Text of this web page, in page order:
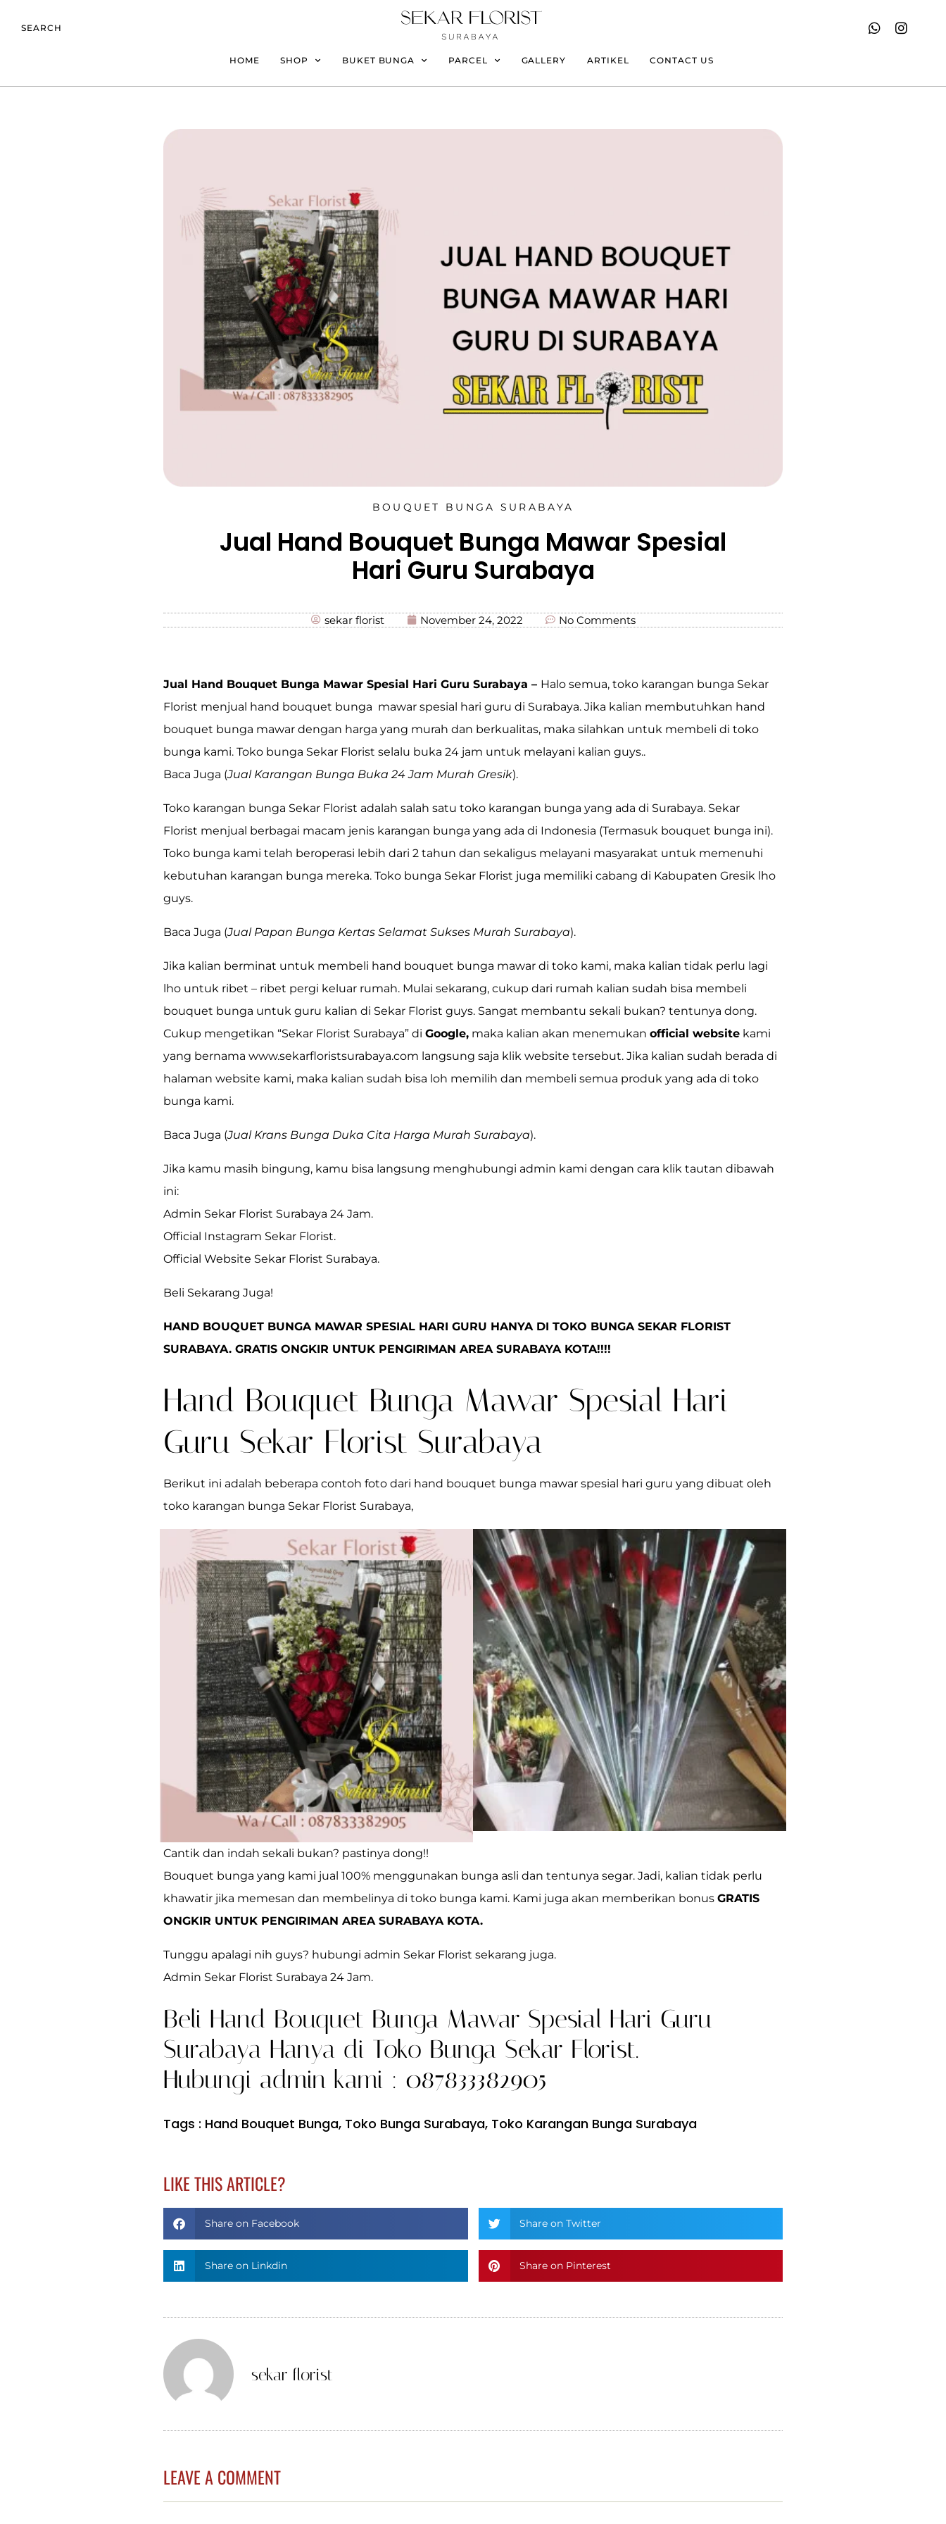
SEARCH
HOME SHOP BUKET BUNGA PARCEL GALLERY ARTIKEL CONTACT US
BOUQUET BUNGA SURABAYA
Jual Hand Bouquet Bunga Mawar Spesial
Hari Guru Surabaya
sekar florist November 24, 2022 No Comments
Jual Hand Bouquet Bunga Mawar Spesial Hari Guru Surabaya – Halo semua, toko karangan bunga Sekar
Florist menjual hand bouquet bunga mawar spesial hari guru di Surabaya. Jika kalian membutuhkan hand
bouquet bunga mawar dengan harga yang murah dan berkualitas, maka silahkan untuk membeli di toko
bunga kami. Toko bunga Sekar Florist selalu buka 24 jam untuk melayani kalian guys..
Baca Juga (Jual Karangan Bunga Buka 24 Jam Murah Gresik).
Toko karangan bunga Sekar Florist adalah salah satu toko karangan bunga yang ada di Surabaya. Sekar
Florist menjual berbagai macam jenis karangan bunga yang ada di Indonesia (Termasuk bouquet bunga ini).
Toko bunga kami telah beroperasi lebih dari 2 tahun dan sekaligus melayani masyarakat untuk memenuhi
kebutuhan karangan bunga mereka. Toko bunga Sekar Florist juga memiliki cabang di Kabupaten Gresik lho
guys.
Baca Juga (Jual Papan Bunga Kertas Selamat Sukses Murah Surabaya).
Jika kalian berminat untuk membeli hand bouquet bunga mawar di toko kami, maka kalian tidak perlu lagi
lho untuk ribet – ribet pergi keluar rumah. Mulai sekarang, cukup dari rumah kalian sudah bisa membeli
bouquet bunga untuk guru kalian di Sekar Florist guys. Sangat membantu sekali bukan? tentunya dong.
Cukup mengetikan “Sekar Florist Surabaya” di Google, maka kalian akan menemukan official website kami
yang bernama www.sekarfloristsurabaya.com langsung saja klik website tersebut. Jika kalian sudah berada di
halaman website kami, maka kalian sudah bisa loh memilih dan membeli semua produk yang ada di toko
bunga kami.
Baca Juga (Jual Krans Bunga Duka Cita Harga Murah Surabaya).
Jika kamu masih bingung, kamu bisa langsung menghubungi admin kami dengan cara klik tautan dibawah
ini:
Admin Sekar Florist Surabaya 24 Jam.
Official Instagram Sekar Florist.
Official Website Sekar Florist Surabaya.
Beli Sekarang Juga!
HAND BOUQUET BUNGA MAWAR SPESIAL HARI GURU HANYA DI TOKO BUNGA SEKAR FLORIST
SURABAYA. GRATIS ONGKIR UNTUK PENGIRIMAN AREA SURABAYA KOTA!!!!
Hand Bouquet Bunga Mawar Spesial Hari
Guru Sekar Florist Surabaya
Berikut ini adalah beberapa contoh foto dari hand bouquet bunga mawar spesial hari guru yang dibuat oleh
toko karangan bunga Sekar Florist Surabaya,
Cantik dan indah sekali bukan? pastinya dong!!
Bouquet bunga yang kami jual 100% menggunakan bunga asli dan tentunya segar. Jadi, kalian tidak perlu
khawatir jika memesan dan membelinya di toko bunga kami. Kami juga akan memberikan bonus GRATIS
ONGKIR UNTUK PENGIRIMAN AREA SURABAYA KOTA.
Tunggu apalagi nih guys? hubungi admin Sekar Florist sekarang juga.
Admin Sekar Florist Surabaya 24 Jam.
Beli Hand Bouquet Bunga Mawar Spesial Hari Guru
Surabaya Hanya di Toko Bunga Sekar Florist.
Hubungi admin kami : 087833382905
Tags : Hand Bouquet Bunga, Toko Bunga Surabaya, Toko Karangan Bunga Surabaya
LIKE THIS ARTICLE?
Share on Facebook Share on Twitter
Share on Linkdin Share on Pinterest
sekar florist
LEAVE A COMMENT